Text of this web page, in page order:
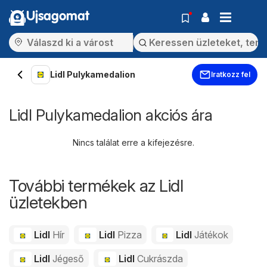
Ujsagomat
Lidl Pulykamedalion Iratkozz fel
Lidl Pulykamedalion akciós ára
Nincs találat erre a kifejezésre.
További termékek az Lidl
üzletekben
Lidl Hír Lidl Pizza LidlJátékok
Lidl Jégeső Lidl Cukrászda